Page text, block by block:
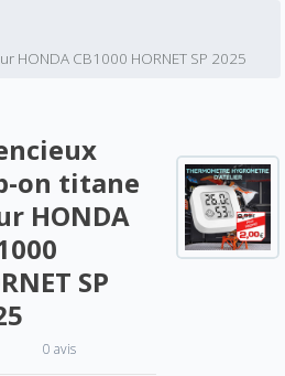
HONDA CB1000 HORNET SP 2025
on titane
HONDA
SP
0 avis